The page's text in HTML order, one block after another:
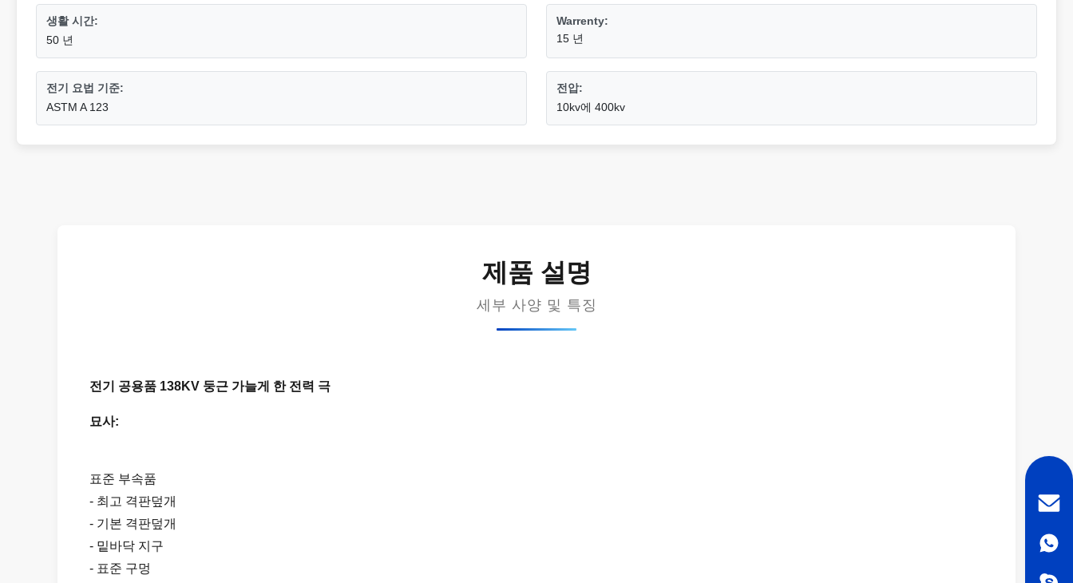
생활 시간:
50 년
Warrenty:
15 년
전기 요법 기준:
ASTM A 123
전압:
10kv에 400kv
제품 설명
세부 사양 및 특징
전기 공용품 138KV 둥근 가늘게 한 전력 극
묘사:
표준 부속품
- 최고 격판덮개
- 기본 격판덮개
- 밑바닥 지구
- 표준 구멍